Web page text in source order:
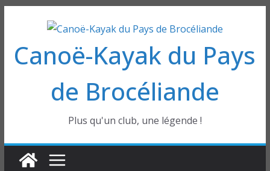
contenu
Canoë-Kayak du Pays
de Brocéliande
Plus qu'un club, une légende !